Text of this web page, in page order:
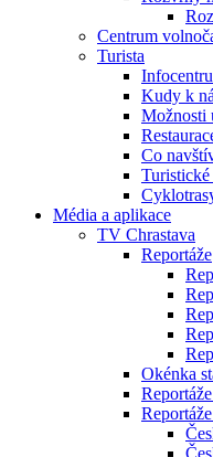
Centrum
Turista
Kudy k
Možnosti
Co
Média a aplikace
TV Chrastava
Reportáže
Okénka